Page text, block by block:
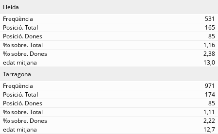
Lleida
531
165
85
1,16
2,38
13,0
Tarragona
971
174
85
1,11
2,22
12,7